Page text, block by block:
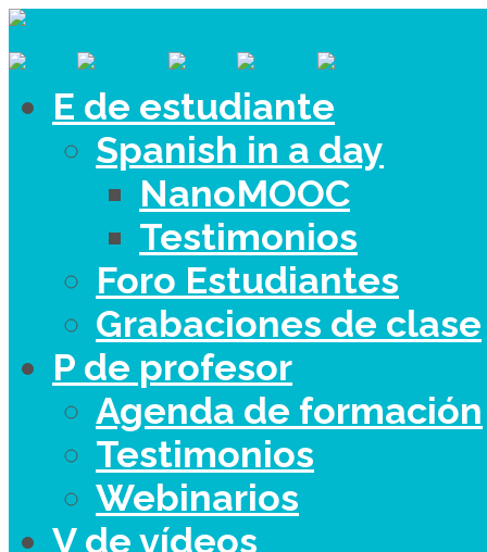
E de estudiante
Spanish in a day
NanoMOOC
Testimonios
Foro Estudiantes
Grabaciones de clase
P de profesor
Agenda de formación
Testimonios
Webinarios
V de vídeos